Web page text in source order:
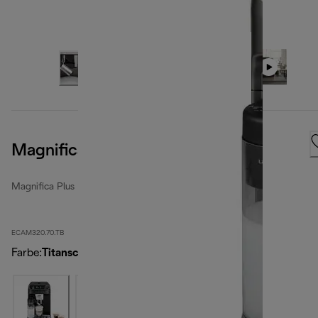
Magnifica Plus Titan Black
Magnifica Plus
ECAM320.70.TB
Farbe: Titanschwarz